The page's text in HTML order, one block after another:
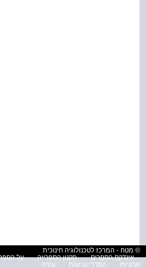
© מטח - המרכז לטכנולוגיה חינוכית
אינדקס הספרים
תקנון הספרייה על
פרטיות
הסדרי נגישות עזרה